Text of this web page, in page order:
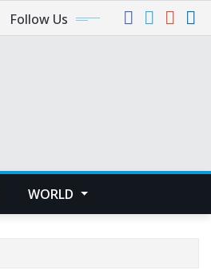
Follow Us
WORLD